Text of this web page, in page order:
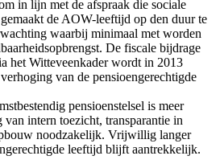
in lijn met de afspraak die sociale
de AOW-leeftijd op den duur te
waarbij minimaal met worden
De fiscale bijdrage
het Witteveenkader wordt in 2013
van de pensioengerechtigde
pensioenstelsel is meer
intern toezicht, transparantie in
noodzakelijk. Vrijwillig langer
leeftijd blijft aantrekkelijk.